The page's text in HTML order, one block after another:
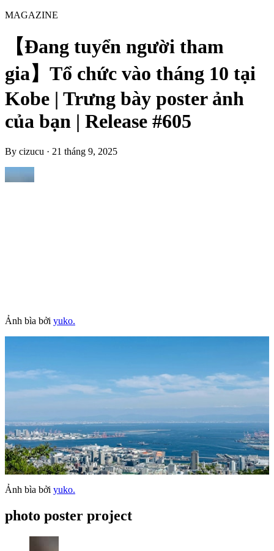
MAGAZINE
【Đang tuyển người tham
gia】Tổ chức vào tháng 10 tại
Kobe | Trưng bày poster ảnh
của bạn | Release #605
By cizucu · 21 tháng 9, 2025
Ảnh bìa bởi yuko.
Ảnh bìa bởi yuko.
photo poster project